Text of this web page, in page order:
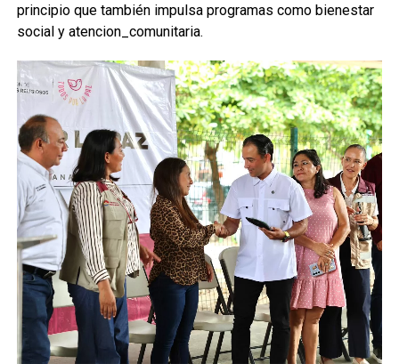
principio que también impulsa programas como bienestar
social y atencion_comunitaria.